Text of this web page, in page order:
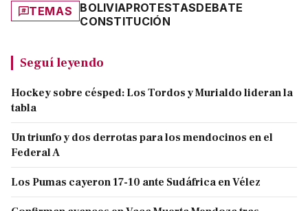
TEMAS BOLIVIAPROTESTASDEBATE
CONSTITUCIÓN
Seguí leyendo
Hockey sobre césped: Los Tordos y Murialdo lideran la
tabla
Un triunfo y dos derrotas para los mendocinos en el
Federal A
Los Pumas cayeron 17-10 ante Sudáfrica en Vélez